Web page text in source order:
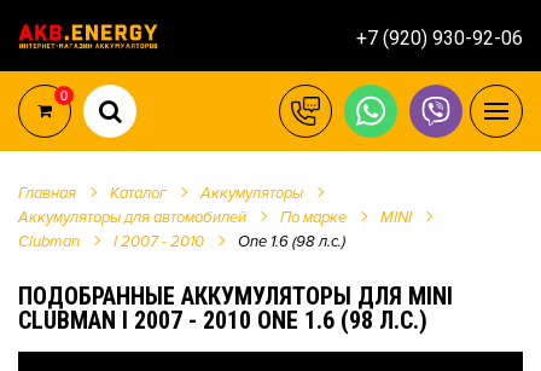
+7 (920) 930-92-06
0
Главная Каталог
Аккумуляторы
Аккумуляторы для автомобилей
По марке
MINI
Clubman
I 2007 - 2010 One 1.6 (98 л.с.)
ПОДОБРАННЫЕ АККУМУЛЯТОРЫ ДЛЯ MINI
CLUBMAN I 2007 - 2010 ONE 1.6 (98 Л.С.)